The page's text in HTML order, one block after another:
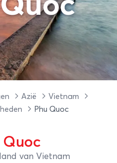
Azië
Vietnam
Phu Quoc
Quoc
van Vietnam